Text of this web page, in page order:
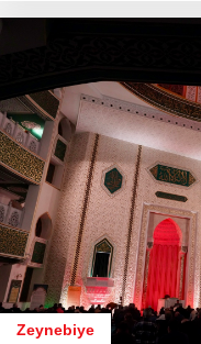
Zeynebiye